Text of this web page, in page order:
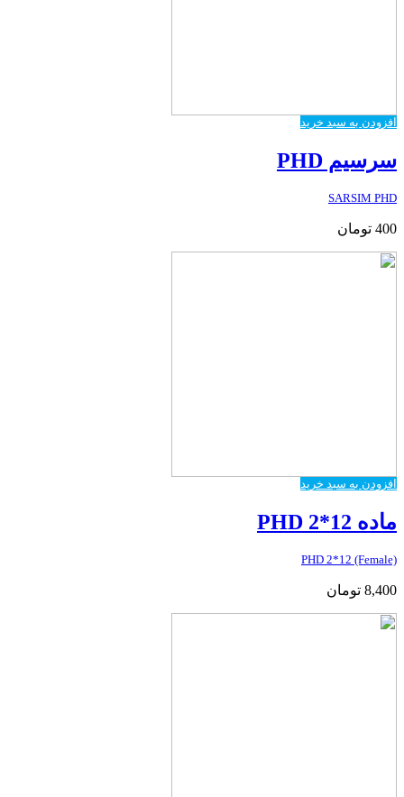
افزودن به سبد خرید
سرسیم PHD
SARSIM PHD
400 تومان
افزودن به سبد خرید
ماده PHD 2*12
PHD 2*12 (Female)
8,400 تومان